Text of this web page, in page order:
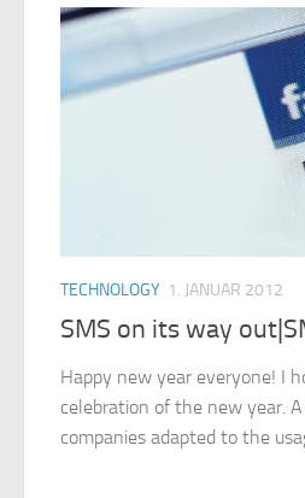
TECHNOLOGY 1. JANUAR 2012
SMS on its way
Happy new year everyone! I
celebration of the new year.
companies adapted to the